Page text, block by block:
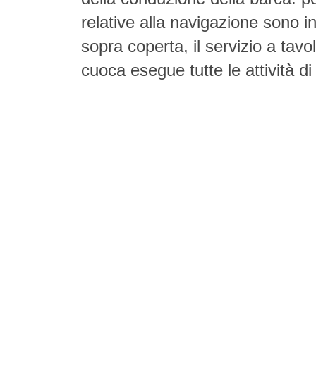
relative alla navigazione sono
sopra coperta, il servizio a
cuoca esegue tutte le attività